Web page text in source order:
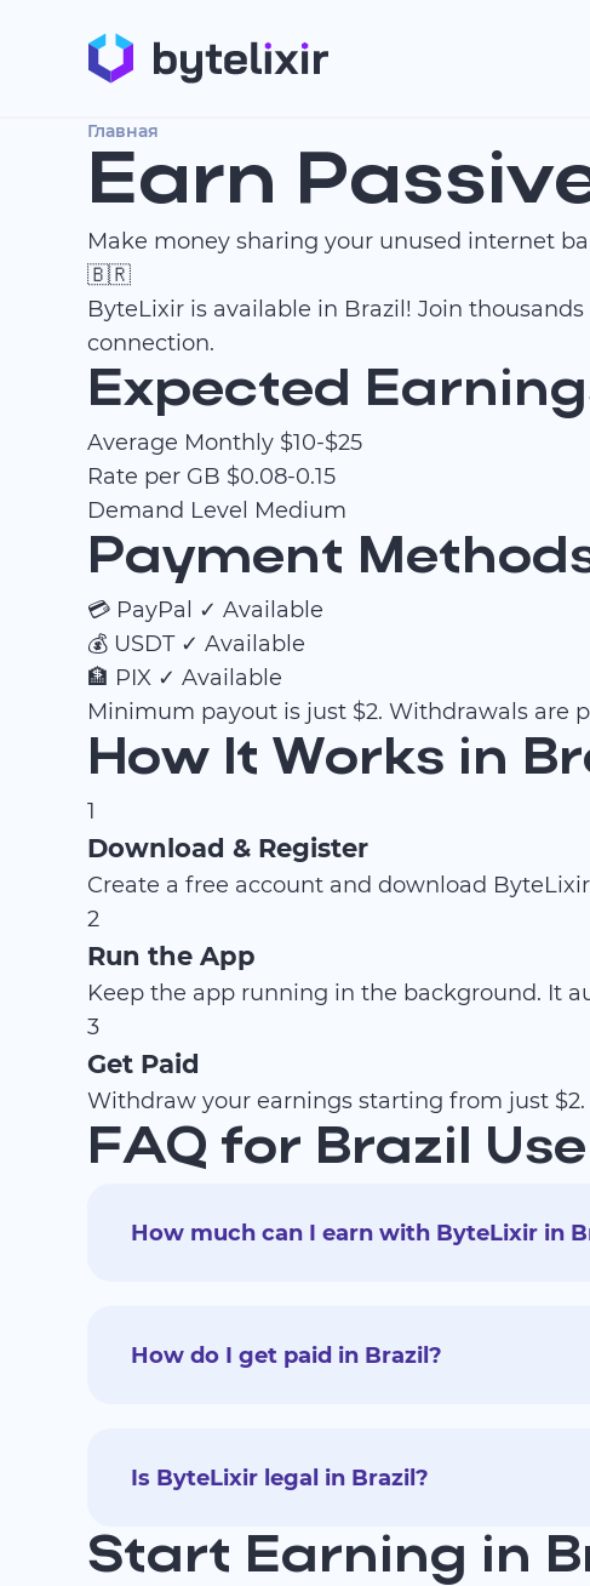
Главная
Earn
Make money sharing your unused internet
🇧🇷
ByteLixir is available in Brazil! Join
connection.
Expected
Average Monthly $10-$25
Rate per GB $0.08-0.15
Demand Level Medium
Payment
💳 PayPal
✓ Available
💰 USDT ✓ Available
🏦 PIX ✓ Available
Minimum payout is just $2. Withdrawals are
How It Works in
1
Download & Register
Create a free account and download
2
Run the App
Keep the app running in the background. It
3
Get Paid
Withdraw your earnings starting from just
FAQ for Brazil
How much can I earn with ByteLixir in
How do I get paid in Brazil?
Is ByteLixir legal in Brazil?
Start Earning in